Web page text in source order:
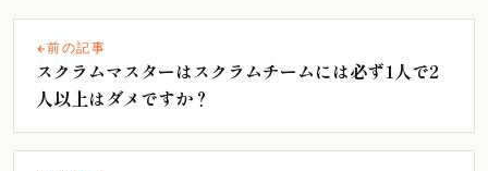
前の記事
スクラムマスターはスクラムチームには必ず1人で2
人以上はダメですか？